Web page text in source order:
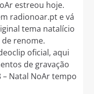
estreou hoje.
radionoar.pt e vá
tema natalício
renome.
oficial, aqui
de gravação
– Natal NoAr tempo